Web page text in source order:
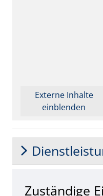
Externe Inhalte
einblenden
Zuständige